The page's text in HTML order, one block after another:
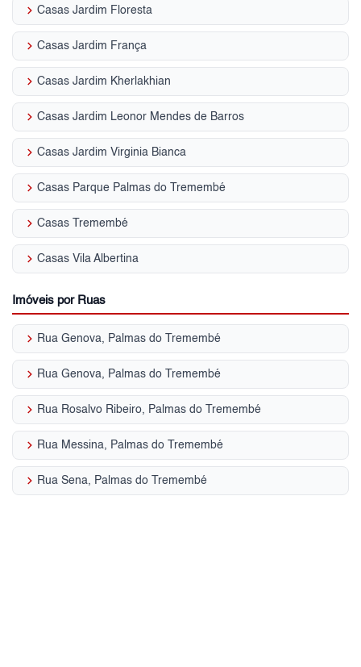
keyboard_arrow_right Casas Jardim Floresta
keyboard_arrow_right Casas Jardim França
keyboard_arrow_right Casas Jardim Kherlakhian
keyboard_arrow_right Casas Jardim Leonor Mendes de Barros
keyboard_arrow_right Casas Jardim Virginia Bianca
keyboard_arrow_right Casas Parque Palmas do Tremembé
keyboard_arrow_right Casas Tremembé
keyboard_arrow_right Casas Vila Albertina
Imóveis por Ruas
keyboard_arrow_right Rua Genova, Palmas do Tremembé
keyboard_arrow_right Rua Genova, Palmas do Tremembé
keyboard_arrow_right Rua Rosalvo Ribeiro, Palmas do Tremembé
keyboard_arrow_right Rua Messina, Palmas do Tremembé
keyboard_arrow_right Rua Sena, Palmas do Tremembé